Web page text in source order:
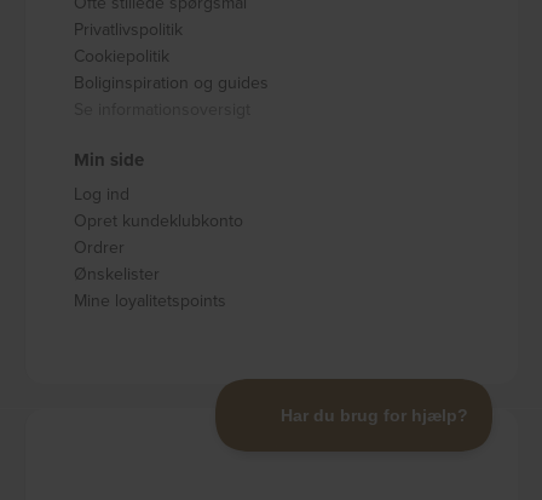
Privatlivspolitik
Cookiepolitik
Boliginspiration og guides
Min side
Log ind
Opret kundeklubkonto
Ordrer
Ønskelister
Mine loyalitetspoints